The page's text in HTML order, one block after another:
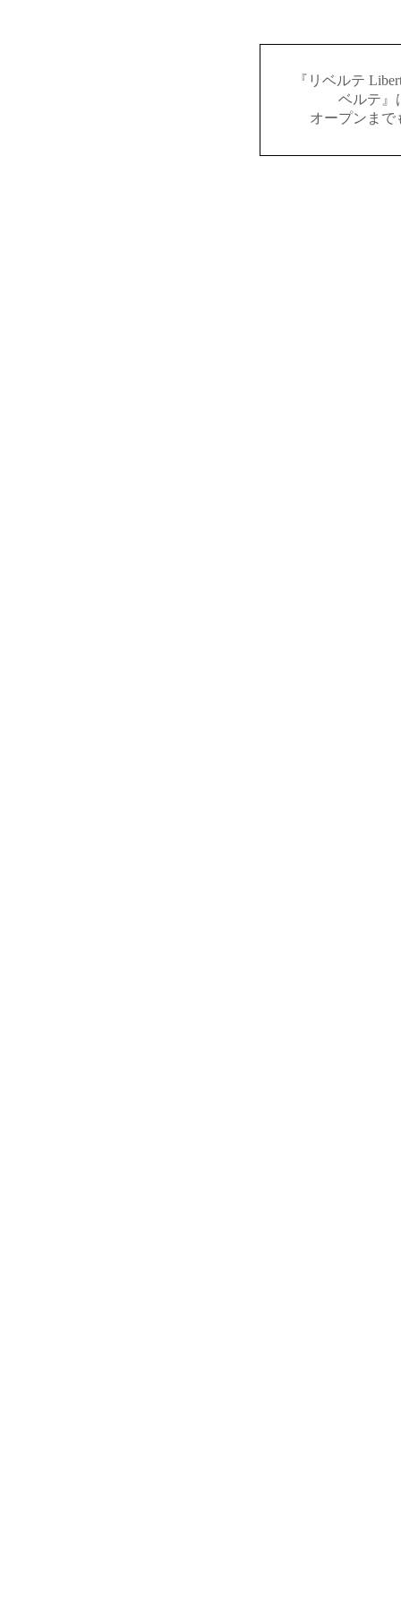
『リベルテ
ベルテ』
オープンまで